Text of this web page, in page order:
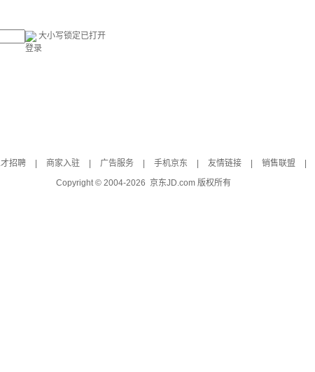
大小写锁定已打开
登录
招聘 商家入驻 广告服务 手机京东 友情链接 销售联盟
Copyright © 2004-2026 京东JD.com 版权所有